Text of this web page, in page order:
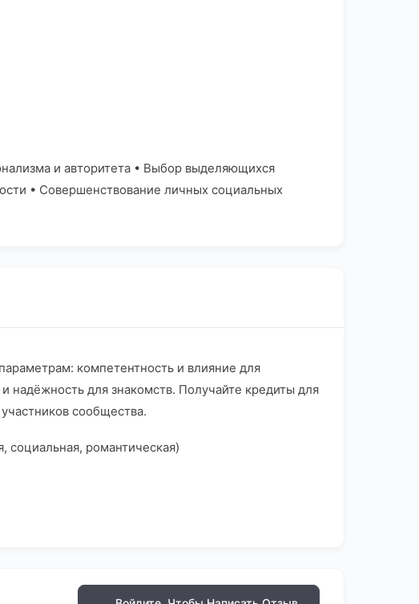
и авторитета • Выбор выделяющихся
• Совершенствование личных социальных
компетентность и влияние для
надёжность для знакомств. Получайте кредиты для
сообщества.
социальная, романтическая)